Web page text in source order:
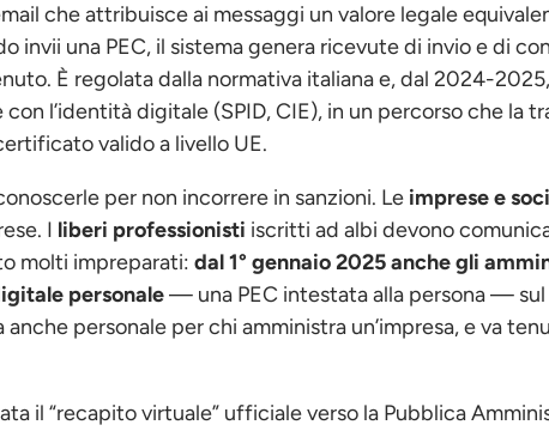
che attribuisce ai messaggi un valore legale
invii una PEC, il sistema genera ricevute di invio e di
È regolata dalla normativa italiana e, dal 2024-
con l’identità digitale (SPID, CIE), in un percorso che la
valido a livello UE.
per non incorrere in sanzioni. Le imprese e
I liberi professionisti iscritti ad albi devono
molti impreparati: dal 1° gennaio 2025 anche gli
personale— una PEC intestata alla persona —
personale per chi amministra un’impresa, e va
il “recapito virtuale” ufficiale verso la Pubblica